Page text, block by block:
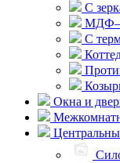
С
С
Окна и